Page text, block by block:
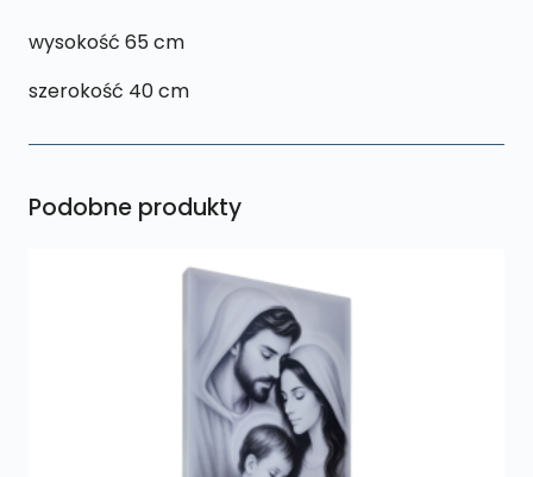
wysokość 65 cm
szerokość 40 cm
Podobne produkty